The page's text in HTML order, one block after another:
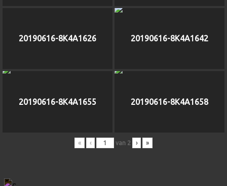
20190616-8K4A1626 20190616-8K4A1642
20190616-8K4A1655 20190616-8K4A1658
« ‹ van 2 › »